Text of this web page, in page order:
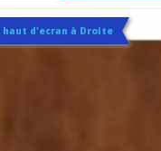
haut d'ecran à Droite